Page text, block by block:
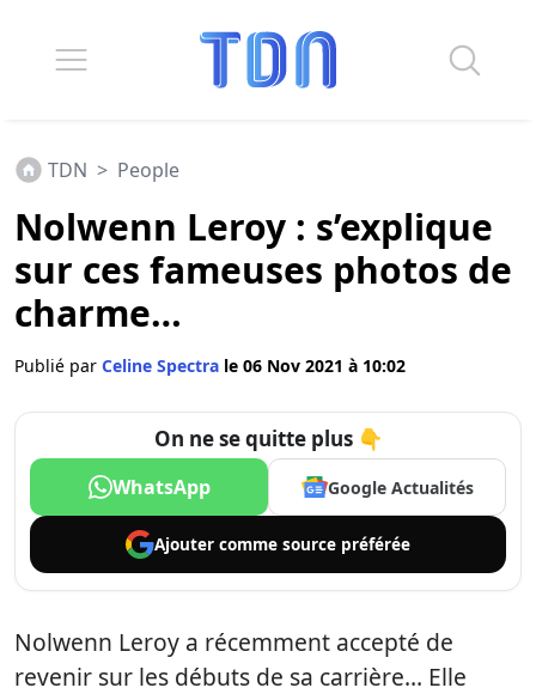
TDN > People
Nolwenn Leroy : s’explique
sur ces fameuses photos de
charme…
Publié par Celine Spectra le 06 Nov 2021 à 10:02
On ne se quitte plus 👇
WhatsApp Google Actualités
Ajouter comme source préférée
Nolwenn Leroy a récemment accepté de
revenir sur les débuts de sa carrière… Elle